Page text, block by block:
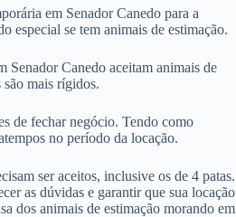
em Senador Canedo para a
especial se tem animais de estimação.
Senador Canedo aceitam animais de
são mais rígidos.
de fechar negócio. Tendo como
no período da locação.
ser aceitos, inclusive os de 4 patas.
as dúvidas e garantir que sua locação
dos animais de estimação morando em